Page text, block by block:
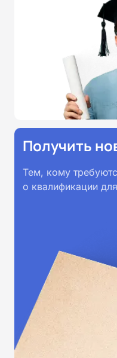
Получить
Тем, кому
о квалификации